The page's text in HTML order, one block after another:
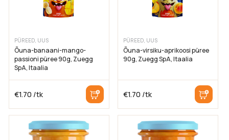
Sooduspakkumised
Filtreeri
Tühista
PÜREED, UUS
Õuna-banaani-mango-
passioni püree 90g, Zuegg
SpA, Itaalia
€1.70 /tk
PÜREED, UUS
Õuna-virsiku-aprikoosi püree
90g, Zuegg SpA, Itaalia
€1.70 /tk